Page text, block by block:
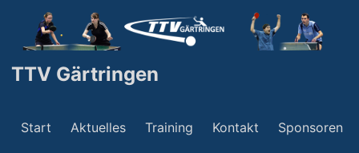
TTV Gärtringen
Start Aktuelles Training Kontakt Sponsoren